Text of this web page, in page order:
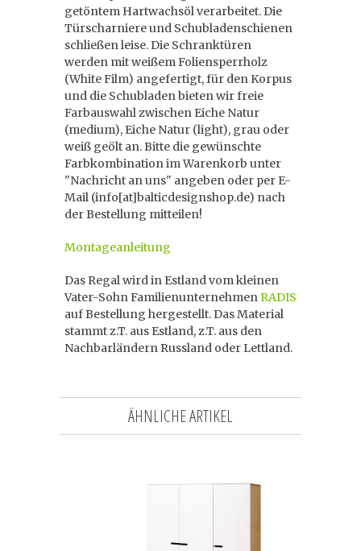
getöntem Hartwachsöl verarbeitet. Die
Türscharniere und Schubladenschienen
schließen leise. Die Schranktüren
werden mit weißem Foliensperrholz
(White Film) angefertigt, für den Korpus
und die Schubladen bieten wir freie
Farbauswahl zwischen Eiche Natur
(medium), Eiche Natur (light), grau oder
weiß geölt an. Bitte die gewünschte
Farbkombination im Warenkorb unter
"Nachricht an uns" angeben oder per E-
Mail (info[at]balticdesignshop.de) nach
der Bestellung mitteilen!
Montageanleitung
Das Regal wird in Estland vom kleinen
Vater-Sohn FamilienunternehmenRADIS
auf Bestellung hergestellt. Das Material
stammt z.T. aus Estland, z.T. aus den
Nachbarländern Russland oder Lettland.
ÄHNLICHE ARTIKEL